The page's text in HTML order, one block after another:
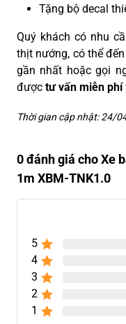
Tặng bộ decal
Quý khách có nhu
thịt nướng, có thể
gần nhất hoặc gọi
được tư vấn miễn phí
Thời gian cập nhật: 24/
0 đánh giá cho Xe
1m XBM-TNK1.0
5
4
3
2
1